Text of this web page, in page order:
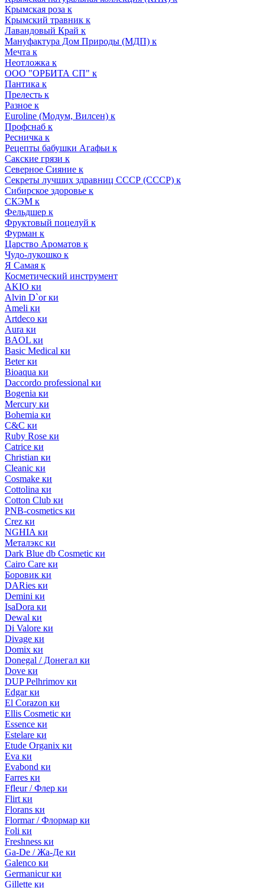
Крымская роза к
Крымский травник к
Лавандовый Край к
Мануфактура Дом Природы (МДП) к
Мечта к
Неотложка к
ООО "ОРБИТА СП" к
Пантика к
Прелесть к
Разное к
Euroline (Модум, Вилсен) к
Профснаб к
Ресничка к
Рецепты бабушки Агафьи к
Сакские грязи к
Северное Сияние к
Секреты лучших здравниц СССР (СССР) к
Сибирское здоровье к
СКЭМ к
Фельдшер к
Фруктовый поцелуй к
Фурман к
Царство Ароматов к
Чудо-лукошко к
Я Самая к
Косметический инструмент
AKIO ки
Alvin D`or ки
Ameli ки
Artdeco ки
Aura ки
BAOL ки
Basic Medical ки
Beter ки
Bioaqua ки
Daccordo professional ки
Bogenia ки
Mercury ки
Bohemia ки
C&C ки
Ruby Rose ки
Catrice ки
Christian ки
Cleanic ки
Cosmake ки
Cottolina ки
Cotton Club ки
PNB-cosmetics ки
Crez ки
NGHIA ки
Металэкс ки
Dark Blue db Cosmetic ки
Cairo Care ки
Боровик ки
DARies ки
Demini ки
IsaDora ки
Dewal ки
Di Valore ки
Divage ки
Domix ки
Donegal / Донегал ки
Dove ки
DUP Pelhrimov ки
Edgar ки
El Corazon ки
Ellis Cosmetic ки
Essence ки
Estelare ки
Etude Organix ки
Eva ки
Evabond ки
Farres ки
Ffleur / Флер ки
Flirt ки
Florans ки
Flormar / Флормар ки
Foli ки
Freshness ки
Ga-De / Жа-Де ки
Galenco ки
Germanicur ки
Gillette ки